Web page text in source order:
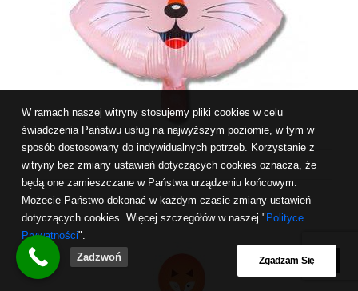
W ramach naszej witryny stosujemy pliki cookies w celu
świadczenia Państwu usług na najwyższym poziomie, w tym w
sposób dostosowany do indywidualnych potrzeb. Korzystanie z
witryny bez zmiany ustawień dotyczących cookies oznacza, że
będą one zamieszczane w Państwa urządzeniu końcowym.
Możecie Państwo dokonać w każdym czasie zmiany ustawień
dotyczących cookies. Więcej szczegółów w naszej " Polityce
Prywatności".
Zgadzam Się
Zadzwoń